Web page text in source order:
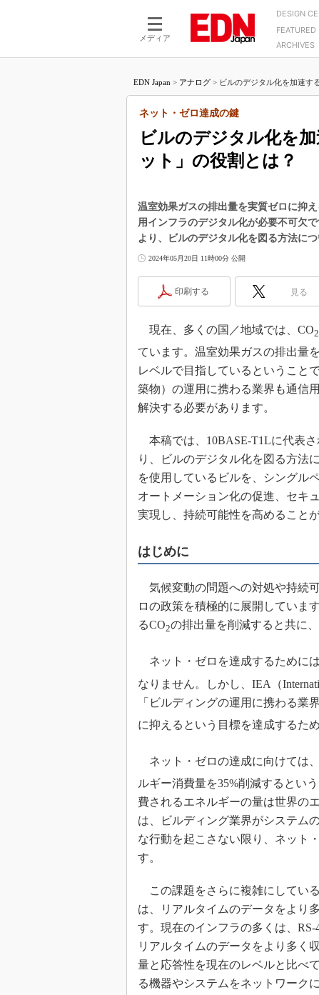
メディア
DESIGN
モーターLSI
FEATURED
つながるクルマ
エレクトロニクス入門
5G（EE Times Japan）
製品解剖（EE Times Japan）
ARCHIVES
マイクロプロセッサ懐古
中堅技術者に贈る電子部品
用講座
たった2つの式で始める
バーターの設計
DC-DCコンバーター活用
マイコン講座
Q&Aで学ぶマイコン講座
高速シリアル伝送技術講座
記録計／データロガーの
アナログ設計のきほん／
めざせ高効率！ モーター
座
Bluetooth mesh入門
「SPICEの仕組みとその
最新記事一覧
USB Type-Cの登場で評価
う変わる？
IoT時代の無線規格を知
編】
IoT時代の無線規格を知
編】
EDN Japan > アナログ > ビルのデジタル化を加速す
ビルのデジタル化を
ット」の役割とは？
ネット・ゼロ達成の鍵
温室効果ガスの排出量を実質ゼロに抑
用インフラのデジタル化が必要不可欠
より、ビルのデジタル化を図る方法につ
2024年05月20日 11時00分 公開
印刷する 見る
現在、多くの国／地域では、CO2
ています。温室効果ガスの排出量
レベルで目指しているということ
築物）の運用に携わる業界も通信
解決する必要があります。
本稿では、10BASE-T1Lに代表
り、ビルのデジタル化を図る方法
を使用しているビルを、シングル
オートメーション化の促進、セキ
実現し、持続可能性を高めること
はじめに
気候変動の問題への対処や持続
ロの政策を積極的に展開していま
るCO2の排出量を削減すると共に
ネット・ゼロを達成するために
なりません。しかし、IEA（
「ビルディングの運用に携わる業
に抑えるという目標を達成するた
ネット・ゼロの達成に向けては
ルギー消費量を35%削減するとい
費されるエネルギーの量は世界の
は、ビルディング業界がシステム
な行動を起こさない限り、ネット
す。
この課題をさらに複雑にしてい
は、リアルタイムのデータをより
す。現在のインフラの多くは、
リアルタイムのデータをより多く
量と応答性を現在のレベルと比べ
る機器やシステムをネットワーク